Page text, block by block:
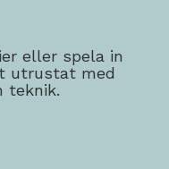
eller spela in
utrustat med
teknik.